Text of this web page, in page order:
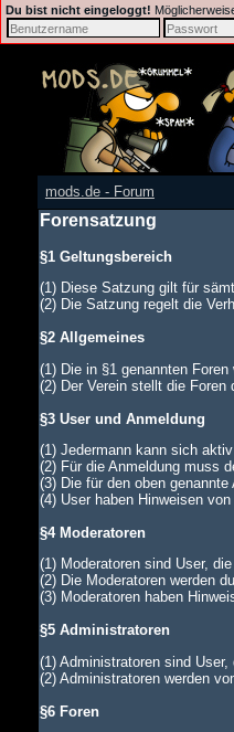
Du bist nicht eingeloggt!
mods.de - Forum
Forensatzung
§1 Geltungsbereich
(1) Diese Satzung gilt für
(2) Die Satzung regelt die
§2 Allgemeines
(1) Die in §1 genannten Foren
(2) Der Verein stellt die Foren
§3 User und Anmeldung
(1) Jedermann kann sich
(2) Für die Anmeldung muss
(3) Die für den oben
(4) User haben Hinweisen
§4 Moderatoren
(1) Moderatoren sind User,
(2) Die Moderatoren werden
(3) Moderatoren haben
§5 Administratoren
(1) Administratoren sind
(2) Administratoren werden
§6 Foren